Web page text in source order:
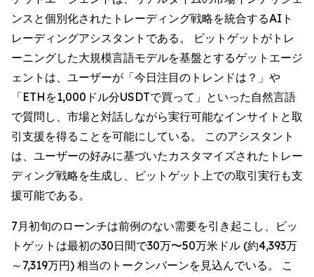
ンスと個別化されたトレーディング戦略を統合するAIト
レーディングアシスタントである。 ビットゲットがトレ
ーニングした大規模言語モデルを基盤とするゲットエージ
ェントは、ユーザーが「今日注目のトレンドは？」や
「ETHを1,000ドル分USDTで買って」といった自然言語
で質問し、市場と対話しながら実行可能なインサイトと取
引支援を得ることを可能にしている。 このアシスタント
は、ユーザーの好みに基づいたカスタマイズされたトレー
ディング戦略を生成し、ビットゲット上での取引実行も支
援可能である。
7月初旬のローンチは前例のない需要を引き起こし、ビッ
トゲットは最初の30日間で30万〜50万米ドル (約4,393万
～7,319万円) 相当のトークンバーンを見込んでいる。 こ